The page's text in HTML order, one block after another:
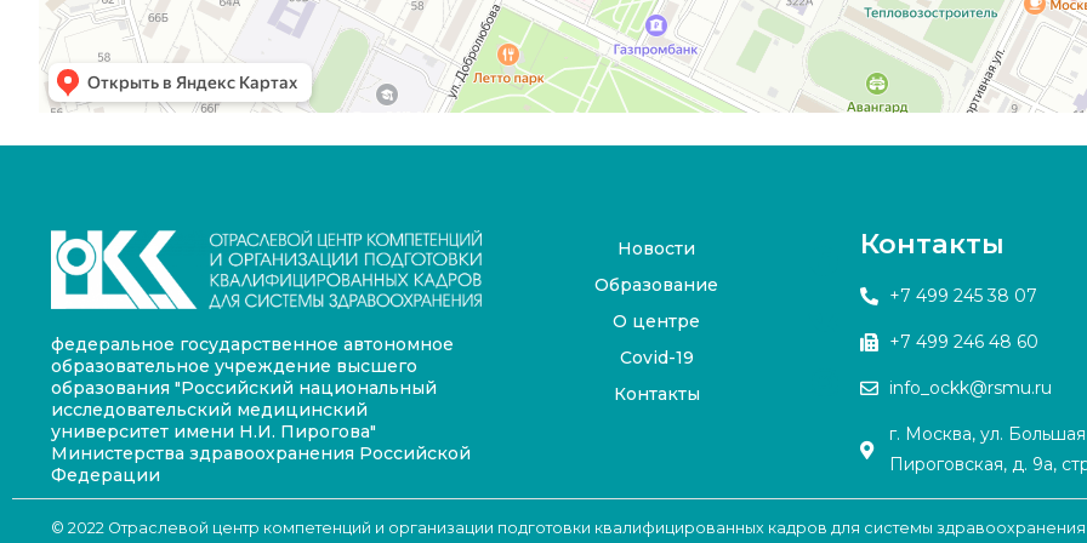
федеральное государственное автономное
образовательное учреждение высшего
образования "Российский национальный
исследовательский медицинский
университет имени Н.И. Пирогова"
Министерства здравоохранения Российской
Федерации
Новости
Образование
О центре
Covid-19
Контакты
Контакты
+7 499 245 38 07
+7 499 246 48 60
info_ockk@rsmu.ru
г. Москва, ул. Большая
Пироговская, д. 9а,
© 2022 Отраслевой центр компетенций и организации подготовки квалифицированных кадров для системы здравоохранения